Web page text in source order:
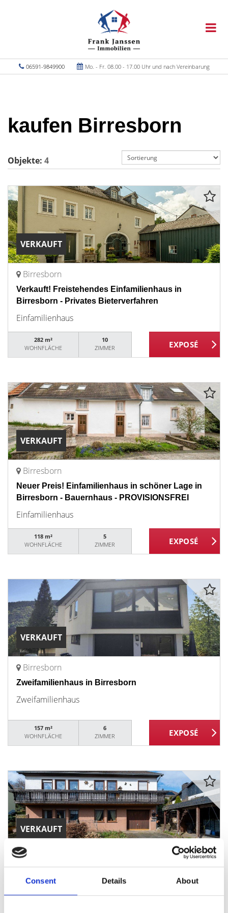
Consent Details About
06591-9849900 Mo. - Fr. 08.00 - 17.00 Uhr und nach Vereinbarung
kaufen Birresborn
Objekte: 4
VERKAUFT
Birresborn
Verkauft! Freistehendes Einfamilienhaus in
Birresborn - Privates Bieterverfahren
Einfamilienhaus
282 m²
WOHNFLÄCHE
10
ZIMMER
VERKAUFT
Birresborn
Neuer Preis! Einfamilienhaus in schöner Lage in
Birresborn - Bauernhaus - PROVISIONSFREI
Einfamilienhaus
118 m²
WOHNFLÄCHE
5
ZIMMER
VERKAUFT
Birresborn
Zweifamilienhaus in Birresborn
Zweifamilienhaus
157 m²
WOHNFLÄCHE
6
ZIMMER
VERKAUFT
Birresborn
Einliegerwohnung in Birresborn - mit Wintergarten
& Garten